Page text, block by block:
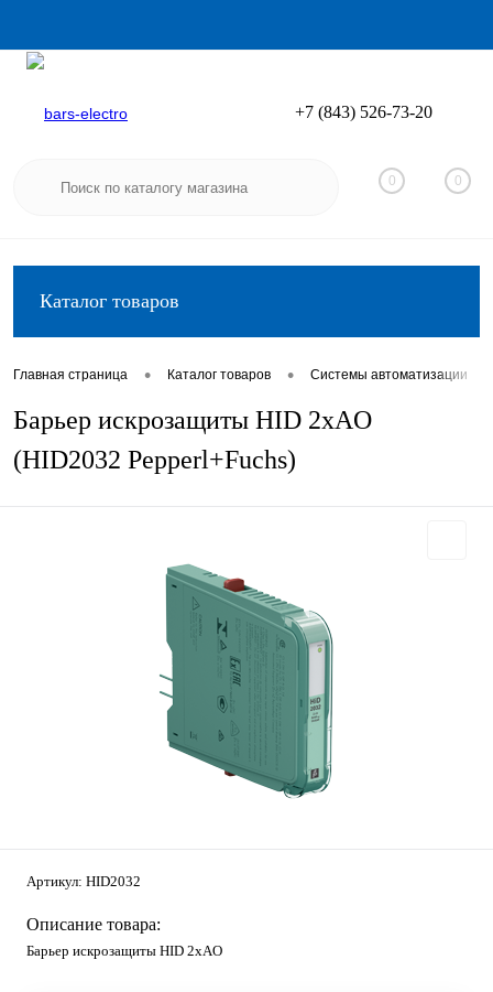
Вход
+7 (843) 526-73-20
0 0
Каталог товаров
Главная страница • Каталог товаров • Системы автоматизации
Барьер искрозащиты HID 2хAO
(HID2032 Pepperl+Fuchs)
Артикул: HID2032
Описание товара:
Барьер искрозащиты HID 2хAO